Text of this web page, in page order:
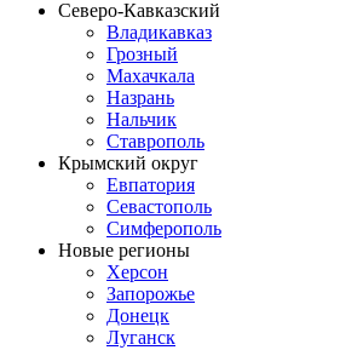
Северо-Кавказский
Владикавказ
Грозный
Махачкала
Назрань
Нальчик
Ставрополь
Крымский округ
Евпатория
Севастополь
Симферополь
Новые регионы
Херсон
Запорожье
Донецк
Луганск